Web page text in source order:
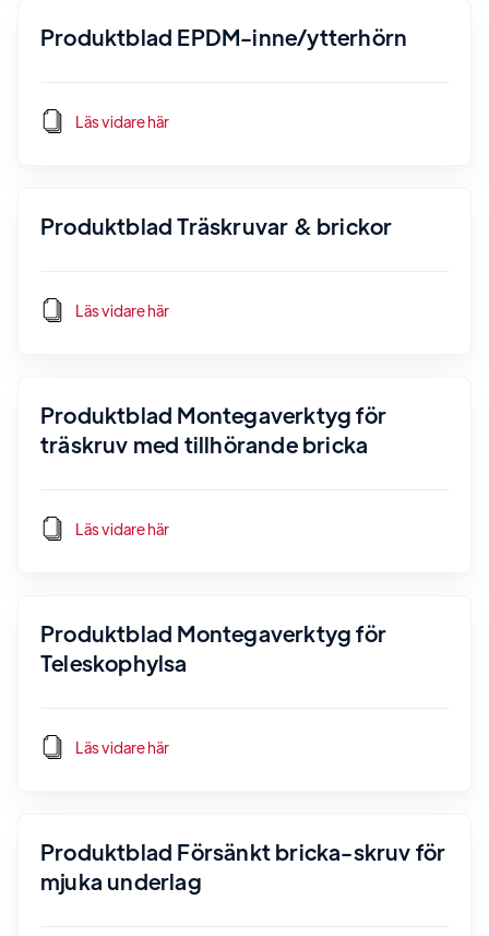
Produktblad EPDM-inne/ytterhörn
Läs vidare här
Produktblad Träskruvar & brickor
Läs vidare här
Produktblad Montegaverktyg för
träskruv med tillhörande bricka
Läs vidare här
Produktblad Montegaverktyg för
Teleskophylsa
Läs vidare här
Produktblad Försänkt bricka-skruv för
mjuka underlag